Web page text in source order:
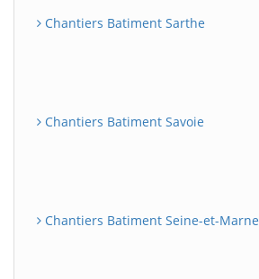
Chantiers Batiment Sarthe
Chantiers Batiment Savoie
Chantiers Batiment Seine-et-Marne